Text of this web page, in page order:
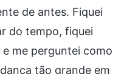
de antes. Fiquei
do tempo, fiquei
me perguntei como
tão grande em